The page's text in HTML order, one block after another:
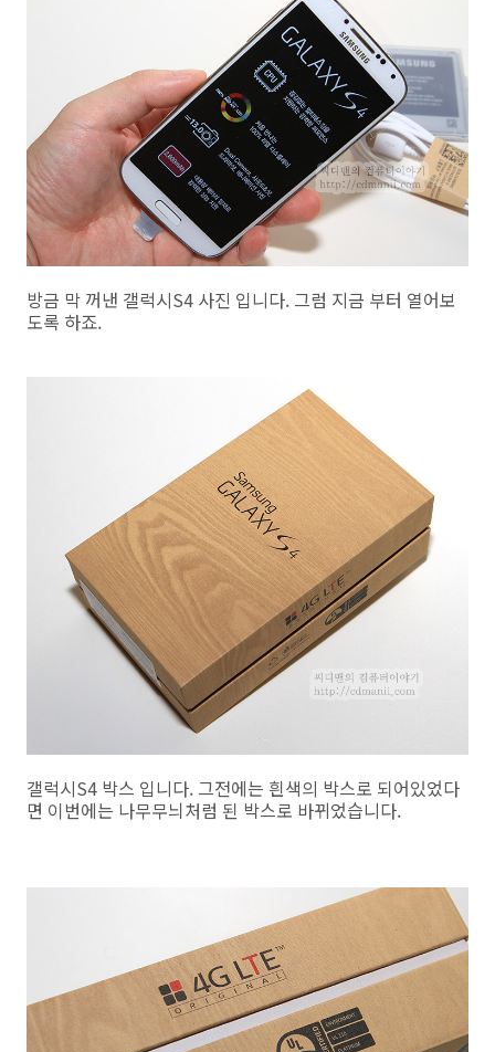
방금 막 꺼낸 갤럭시S4 사진 입니다. 그럼 지금 부터 열어보
도록 하죠.
갤럭시S4 박스 입니다. 그전에는 흰색의 박스로 되어있었다
면 이번에는 나무무늬처럼 된 박스로 바뀌었습니다.